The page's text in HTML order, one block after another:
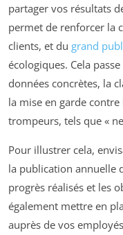
partager vos résultats
permet de renforcer la
clients, et du grand
écologiques. Cela
données concrètes, la
la mise en garde
trompeurs, tels que «
Pour illustrer cela,
la publication annuelle
progrès réalisés et les
également mettre en
auprès de vos